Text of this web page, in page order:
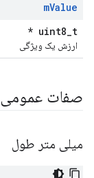
mValue
uint8_t *
ارزش یک ویژگی
صفات عمومی
میلی متر طول